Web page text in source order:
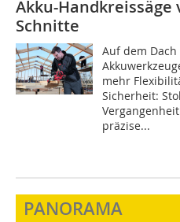
Akku-Handkreissäge
Schnitte
Auf dem
mehr
Sicherheit:
präzise...
PANORAMA